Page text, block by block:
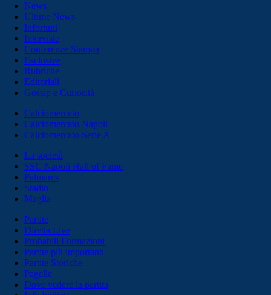
News
Ultime News
Infortuni
Interviste
Conferenze Stampa
Esclusive
Rubriche
Editoriali
Gossip e Curiosità
Calciomercato
Calciomercato Napoli
Calciomercato Serie A
La società
SSC Napoli Hall of Fame
Palmares
Stadio
Maglia
Partite
Diretta Live
Probabili Formazioni
Partite più importanti
Partite Storiche
Pagelle
Dove vedere la partita